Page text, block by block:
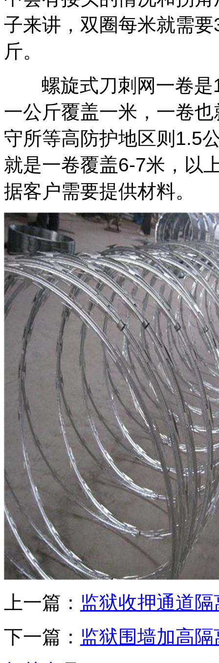
子来讲，双圈每米就需
斤。
螺旋式刀刺网一卷是
一公斤覆盖一米，一卷
守所等高防护地区则1.5
就是一卷覆盖6-7米，以
据客户需要提供材料。
上一篇： 监狱收押通道
下一篇： 监狱围墙加高